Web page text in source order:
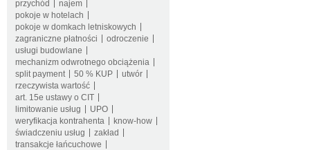
przychód
najem
pokoje w hotelach
pokoje w domkach letniskowych
zagraniczne płatności
odroczenie
usługi budowlane
mechanizm odwrotnego obciążenia
split payment
50 % KUP
utwór
rzeczywista wartość
art. 15e ustawy o CIT
limitowanie usług
UPO
weryfikacja kontrahenta
know-how
świadczeniu usług
zakład
transakcje łańcuchowe